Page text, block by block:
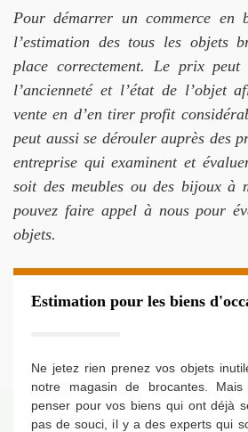
Pour démarrer un commerce en
l’estimation des tous les objets
place correctement. Le prix
l’ancienneté et l’état de l’objet
vente en d’en tirer profit
peut aussi se dérouler auprès des
entreprise qui examinent et
soit des meubles ou des bijoux à
pouvez faire appel à nous pour
objets.
Estimation pour les biens
Ne jetez rien prenez vos objets
notre magasin de brocantes.
penser pour vos biens qui ont déjà
pas de souci, il y a des experts qui